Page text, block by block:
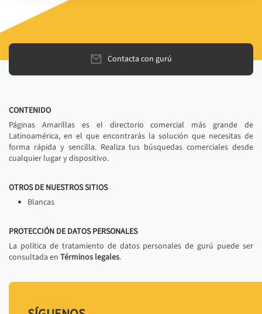
Contacta con gurú
CONTENIDO
Páginas Amarillas es el directorio comercial más grande de
Latinoamérica, en el que encontrarás la solución que necesitas de
forma rápida y sencilla. Realiza tus búsquedas comerciales desde
cualquier lugar y dispositivo.
OTROS DE NUESTROS SITIOS
Blancas
PROTECCIÓN DE DATOS PERSONALES
La política de tratamiento de datos personales de gurú puede ser
consultada en Términos legales.